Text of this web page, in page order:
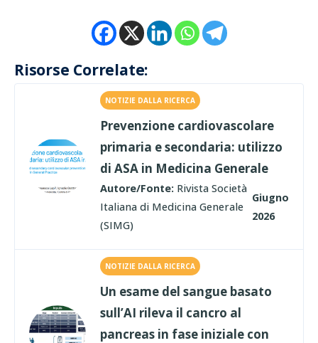
Risorse Correlate:
NOTIZIE DALLA RICERCA
Prevenzione cardiovascolare
primaria e secondaria: utilizzo
di ASA in Medicina Generale
Autore/Fonte: Rivista Società
Italiana di Medicina Generale
(SIMG)
Giugno
2026
NOTIZIE DALLA RICERCA
Un esame del sangue basato
sull’AI rileva il cancro al
pancreas in fase iniziale con